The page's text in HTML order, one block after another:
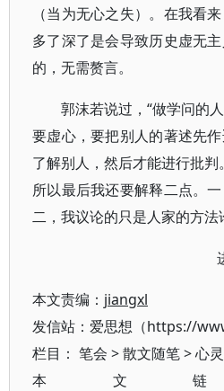
（当为无心之失）。在我看
多了深了是会导致历史虚无
的，无需赘言。
郭沫若说过，“做学问的
要虚心，要把别人的著述先
了解别人，然后才能进行批判
所以最后我还要解释二点。
二，我议论的只是人家的方法
本文责编： jiangxl
发信站：爱思想（https://
栏目： 笔会 >散文随笔>心
本文